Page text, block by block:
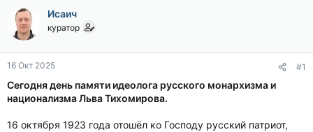
р
т
е
м
ы
а
ч
л
Исаич
куратор
16 Окт 2025 #1
Сегодня день памяти идеолога русского монархизма и
национализма Льва Тихомирова.
16 октября 1923 года отошёл ко Господу русский патриот,